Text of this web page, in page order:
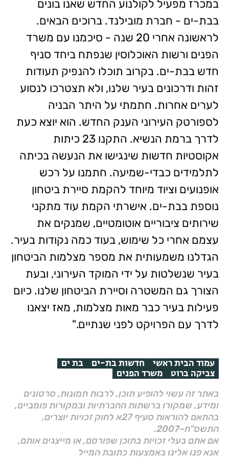
במכרז מפעיל לקולנוע החדש שאנו בונים
בבת-ים - חברת מובילנד. ברוכים הבאים.
לראשונה אחרי 20 שנה - סיכמנו עם משרד
הפנים ורשות האוכלוסין שנפתח ביחד סניף
חדש בבת-ים. בקרוב תוכלו להנפיק תעודות
זהות ודרכונים בעיר שלנו, ולא תצטרכו לנסוע
לערים אחרות. חתמתי על היתר הבניה
לספורטק העירוני הענק החדש. הוא יוצא כעת
לדרך ברמת הנשיא. התקנו 23 כיתות
אקוסטיות חדשות שינגישו את הנעשה בכיתה
לתלמידים כבדי-שמיעה. חתמנו על רכש
אופנועים וציוד מיוחד להקמת סיירת ביטחון
נוספת בבת-ים. אישרתי הקמת עוד מתקני
שירותים ציבוריים אוטומטיים, שמנקים את
עצמם אחרי כל שימוש, בעוד כמה נקודות בעיר.
הגדלנו משמעותית את מספר מצלמות הביטחון
בעיר שנשלטות על ידי המוקד העירוני, ובעת
הצורך גם המשטרה וסיירת הביטחון שלנו. כיום
פעילות בעיר כבר מאות מצלמות, מאז יצאנו
לדרך עם הפרויקט לפני שנתיים."
עמוד הבית ראשי חדשות בת-ים בת ים
צביקה ברוט משרד הפנים
באתר זה עשוי להופיע תוכן, לרבות תמונות, סרטונים
ומידע, שמקורו ברשתות החברתיות ובמקורות פומביים,
בהתאם להוראות סעיף 27א לחוק זכויות יוצרים,
התשס"ח–2007.
אם אתם בעלי זכויות בתוכן שפורסם, או מייצגים אותם,
אנא פנו אלינו באמצעות כתובת המייל